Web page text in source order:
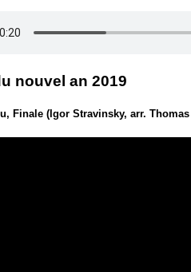
nouvel an 2019
Finale (Igor Stravinsky, arr.